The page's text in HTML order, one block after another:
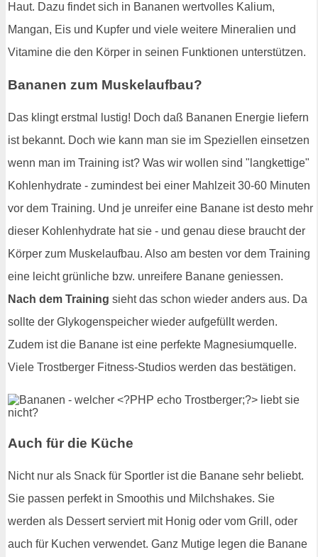
Haut. Dazu findet sich in Bananen wertvolles Kalium,
Mangan, Eis und Kupfer und viele weitere Mineralien und
Vitamine die den Körper in seinen Funktionen unterstützen.
Bananen zum Muskelaufbau?
Das klingt erstmal lustig! Doch daß Bananen Energie liefern
ist bekannt. Doch wie kann man sie im Speziellen einsetzen
wenn man im Training ist? Was wir wollen sind "langkettige"
Kohlenhydrate - zumindest bei einer Mahlzeit 30-60 Minuten
vor dem Training. Und je unreifer eine Banane ist desto mehr
dieser Kohlenhydrate hat sie - und genau diese braucht der
Körper zum Muskelaufbau. Also am besten vor dem Training
eine leicht grünliche bzw. unreifere Banane geniessen.
Nach dem Training sieht das schon wieder anders aus. Da
sollte der Glykogenspeicher wieder aufgefüllt werden.
Zudem ist die Banane ist eine perfekte Magnesiumquelle.
Viele Trostberger Fitness-Studios werden das bestätigen.
Auch für die Küche
Nicht nur als Snack für Sportler ist die Banane sehr beliebt.
Sie passen perfekt in Smoothis und Milchshakes. Sie
werden als Dessert serviert mit Honig oder vom Grill, oder
auch für Kuchen verwendet. Ganz Mutige legen die Banane